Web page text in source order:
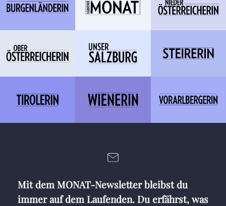
Mit dem MONAT-Newsletter bleibst du
immer auf dem Laufenden. Du erfährst, was